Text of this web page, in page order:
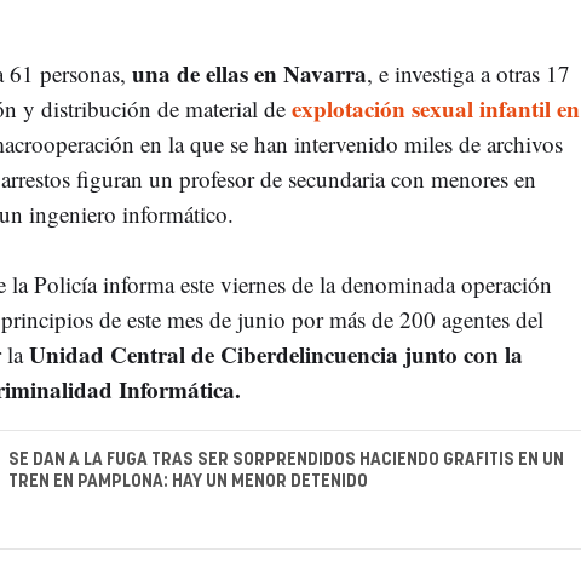
personas, una de ellas en Navarra, e investiga a otras 17
y distribución de material de explotación sexual infantil en
en la que se han intervenido miles de archivos
figuran un profesor de secundaria con menores en
ingeniero informático.
Policía informa este viernes de la denominada operación
de este mes de junio por más de 200 agentes del
laUnidad Central de Ciberdelincuencia junto con la
Informática.
SE DAN A LA FUGA TRAS SER SORPRENDIDOS HACIENDO GRAFITIS EN UN
TREN EN PAMPLONA: HAY UN MENOR DETENIDO